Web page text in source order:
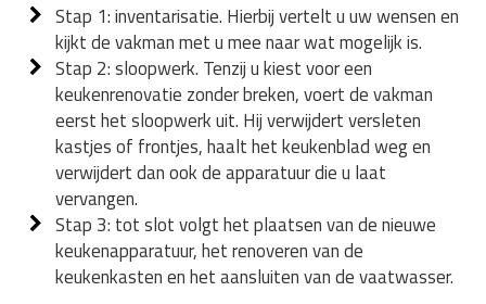
Stap 1: inventarisatie. Hierbij vertelt u uw wensen en
kijkt de vakman met u mee naar wat mogelijk is.
Stap 2: sloopwerk. Tenzij u kiest voor een
keukenrenovatie zonder breken, voert de vakman
eerst het sloopwerk uit. Hij verwijdert versleten
kastjes of frontjes, haalt het keukenblad weg en
verwijdert dan ook de apparatuur die u laat
vervangen.
Stap 3: tot slot volgt het plaatsen van de nieuwe
keukenapparatuur, het renoveren van de
keukenkasten en het aansluiten van de vaatwasser.